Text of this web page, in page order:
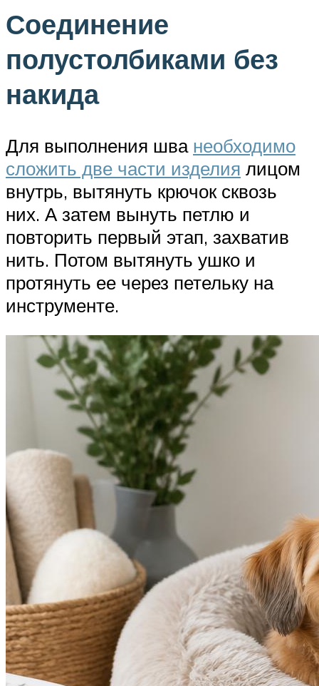
Соединение
полустолбиками без
накида
Для выполнения шва необходимо
сложить две части изделия лицом
внутрь, вытянуть крючок сквозь
них. А затем вынуть петлю и
повторить первый этап, захватив
нить. Потом вытянуть ушко и
протянуть ее через петельку на
инструменте.